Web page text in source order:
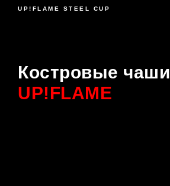
UP!FLAME STEEL CUP
Костровые чаши
UP!FLAME